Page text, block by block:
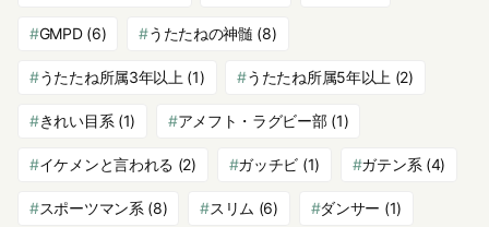
GMPD(6) うたたねの神髄 (8)
うたたね所属3年以上 (1) うたたね所属5年以上 (2)
きれい目系 (1) アメフト・ラグビー部(1)
イケメンと言われる (2) ガッチビ (1) ガテン系 (4)
スポーツマン系 (8) スリム (6) ダンサー (1)